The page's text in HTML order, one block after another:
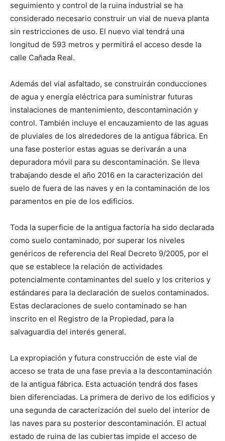
seguimiento y control de la ruina industrial se ha
considerado necesario construir un vial de nueva planta
sin restricciones de uso. El nuevo vial tendrá una
longitud de 593 metros y permitirá el acceso desde la
calle Cañada Real.
Además del vial asfaltado, se construirán conducciones
de agua y energía eléctrica para suministrar futuras
instalaciones de mantenimiento, descontaminación y
control. También incluye el encauzamiento de las aguas
de pluviales de los alrededores de la antigua fábrica. En
una fase posterior estas aguas se derivarán a una
depuradora móvil para su descontaminación. Se lleva
trabajando desde el año 2016 en la caracterización del
suelo de fuera de las naves y en la contaminación de los
paramentos en pie de los edificios.
Toda la superficie de la antigua factoría ha sido declarada
como suelo contaminado, por superar los niveles
genéricos de referencia del Real Decreto 9/2005, por el
que se establece la relación de actividades
potencialmente contaminantes del suelo y los criterios y
estándares para la declaración de suelos contaminados.
Estas declaraciones de suelo contaminado se han
inscrito en el Registro de la Propiedad, para la
salvaguardia del interés general.
La expropiación y futura construcción de este vial de
acceso se trata de una fase previa a la descontaminación
de la antigua fábrica. Esta actuación tendrá dos fases
bien diferenciadas. La primera de derivo de los edificios y
una segunda de caracterización del suelo del interior de
las naves para su posterior descontaminación. El actual
estado de ruina de las cubiertas impide el acceso de